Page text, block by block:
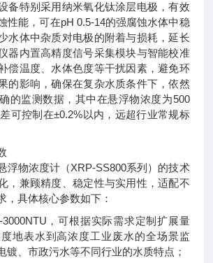
备特别采用纳米氧化钛涂层电极，有效
性能，可在pH 0.5-14的强腐蚀水体中稳
水体中杂质对电极的附着与损耗，延长
器内置高精度信号采集模块与智能校准
偿温度、水体色度等干扰因素，避免环
的影响，确保在复杂水质条件下，依然
的监测数据，其中在悬浮物浓度为500
可控制在±0.2%以内，远超行业常规标
浮物浓度计（XRP-SS800系列）的技术
，兼顾精度、稳定性与实用性，适配不
，具体核心参数如下：
，可根据实际需求定制扩展量
地表水到高浓度工业废水的全场景监
镀、市政污水等不同行业的水质特点；